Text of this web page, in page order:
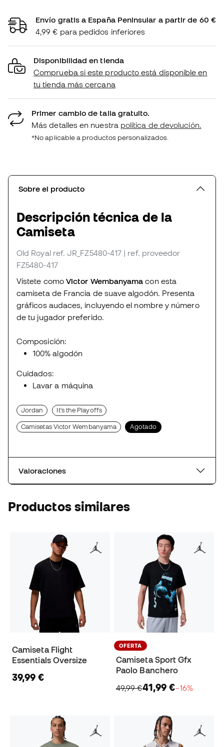
Envío gratis a España Peninsular a partir de 60 €
4,99 € para pedidos inferiores
Disponibilidad en tienda
Comprueba si este producto está disponible en
tu tienda más cercana
Primer cambio de talla gratuito.
Más detalles en nuestra política de devolución.
*No aplicable a productos personalizados.
Sobre el producto
Descripción técnica de la
Camiseta
Old Royal ref. JR_FZ5480-417 | ref. proveedor
FZ5480-417
Vístete comoVictor Wembanyama con esta
camiseta de Francia de suave algodón. Presenta
gráficos audaces, incluyendo el nombre y número
de tu jugador preferido.
Composición:
100% algodón
Cuidados:
Lavar a máquina
Jordan It's the Playoffs
Camisetas Victor Wembanyama Agotado
Valoraciones
Productos similares
Camiseta Flight
Essentials Oversize
39,99 €
OFERTA
Camiseta Sport Gfx
Paolo Banchero
49,99 €41,99 €−16%